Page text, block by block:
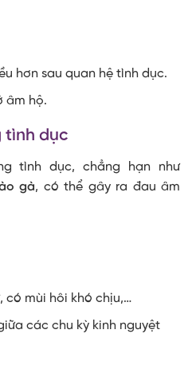
hơn sau quan hệ tình dục.
âm hộ.
tình dục
tình dục, chẳng hạn như
gà, có thể gây ra đau âm
có mùi hôi khó chịu,…
các chu kỳ kinh nguyệt